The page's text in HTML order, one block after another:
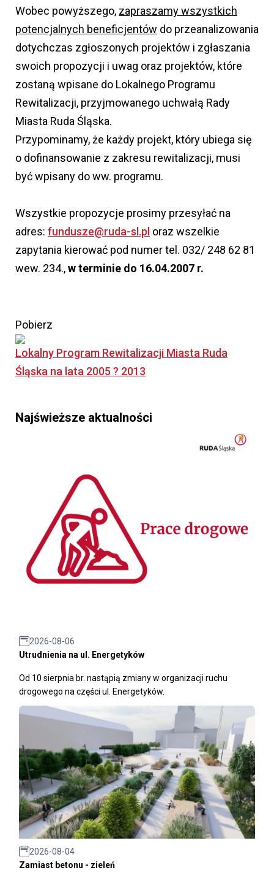
Wobec powyższego, zapraszamy wszystkich
potencjalnych beneficjentów do przeanalizowania
dotychczas zgłoszonych projektów i zgłaszania
swoich propozycji i uwag oraz projektów, które
zostaną wpisane do Lokalnego Programu
Rewitalizacji, przyjmowanego uchwałą Rady
Miasta Ruda Śląska.
Przypominamy, że każdy projekt, który ubiega się
o dofinansowanie z zakresu rewitalizacji, musi
być wpisany do ww. programu.
Wszystkie propozycje prosimy przesyłać na
adres: fundusze@ruda-sl.pl oraz wszelkie
zapytania kierować pod numer tel. 032/ 248 62 81
wew. 234.,w terminie do 16.04.2007 r.
Pobierz
Lokalny Program Rewitalizacji Miasta Ruda
Śląska na lata 2005 ? 2013
Najświeższe aktualności
2026-08-06
Utrudnienia na ul. Energetyków
Od 10 sierpnia br. nastąpią zmiany w organizacji ruchu
drogowego na części ul. Energetyków.
2026-08-04
Zamiast betonu - zieleń